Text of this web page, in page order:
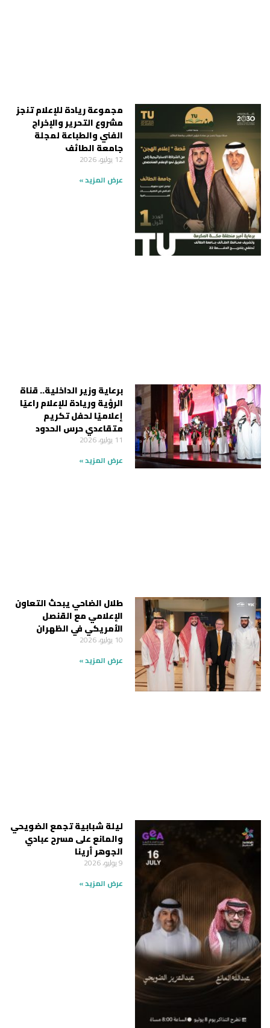
مجموعة ريادة للإعلام تنجز
مشروع التحرير والإخراج
الفني والطباعة لمجلة
جامعة الطائف
12 يوليو، 2026
عرض المزيد »
برعاية وزير الداخلية.. قناة
الرؤية وريادة للإعلام راعيًا
إعلاميًا لحفل تكريم
متقاعدي حرس الحدود
11 يوليو، 2026
عرض المزيد »
طلال الضاحي يبحث التعاون
الإعلامي مع القنصل
الأمريكي في الظهران
10 يوليو، 2026
عرض المزيد »
ليلة شبابية تجمع الضويحي
والمانع على مسرح عبادي
الجوهر أرينا
9 يوليو، 2026
عرض المزيد »